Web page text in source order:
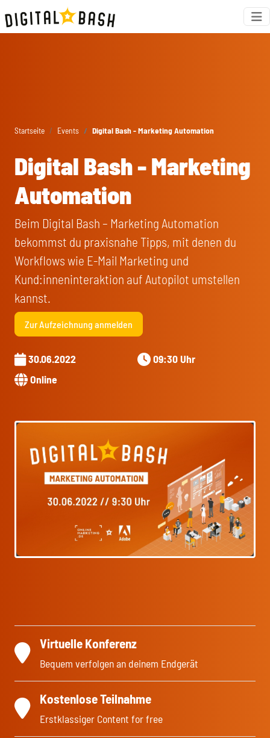
Startseite Events Digital Bash - Marketing Automation
Digital Bash - Marketing
Automation
Beim Digital Bash – Marketing Automation
bekommst du praxisnahe Tipps, mit denen du
Workflows wie E-Mail Marketing und
Kund:inneninteraktion auf Autopilot umstellen
kannst.
Zur Aufzeichnung anmelden
30.06.2022
09:30 Uhr
Online
Virtuelle Konferenz
Bequem verfolgen an deinem Endgerät
Kostenlose Teilnahme
Erstklassiger Content for free